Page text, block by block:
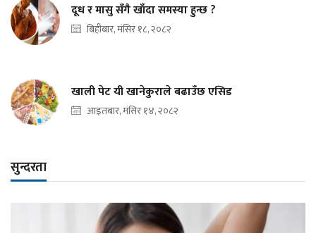
दूध र मासु सँगै खाँदा समस्या हुन्छ ?
बिहीबार, मंसिर १८, २०८२
खाली पेट यी खानेकुराले बढाउँछ एसिड
आइतबार, मंसिर १४, २०८२
सुन्दरता